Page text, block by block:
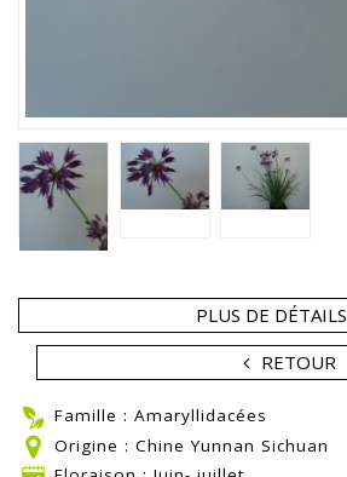
PLUS DE DÉTAILS
RETOUR
Famille : Amaryllidacées
Origine : Chine Yunnan Sichuan